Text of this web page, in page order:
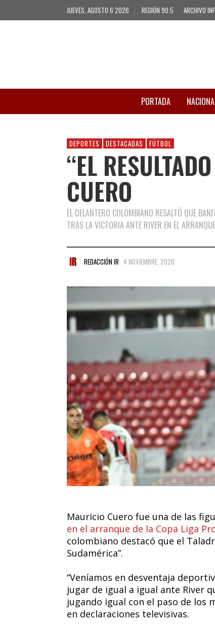
JUEVES, AGOSTO 6 2026 REGIÓN 90.5 ARCHIVO
PORTADA
DEPORTES DESTACADAS FÚTBOL
“EL
CUERO
EL DELANTERO COLOMBIANO RESALTÓ QUE
TRAS LA VICTORIA ANTE RIVER EN EL
REDACCIÓN IR 4 NOVIEMBRE, 2020
Mauricio Cuero fue una de las
en el arranque de la Copa Liga
colombiano destacó que el
Sudamérica”.
“Veníamos en desventaja
jugar de igual a igual ante River
jugando igual con el paso de los
en declaraciones televisivas.